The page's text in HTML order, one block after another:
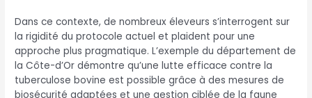
Dans ce contexte, de nombreux éleveurs s’interrogent sur
la rigidité du protocole actuel et plaident pour une
approche plus pragmatique. L’exemple du département de
la Côte-d’Or démontre qu’une lutte efficace contre la
tuberculose bovine est possible grâce à des mesures de
biosécurité adaptées et une gestion ciblée de la faune